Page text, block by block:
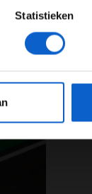
Statistieken
daar
Dat
vol
echt
gewoon
JAAR OF
gegevensgebruik